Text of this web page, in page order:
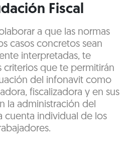
Fiscal
a que las normas
casos concretos sean
interpretadas, te
criterios que te permitirán
del infonavit como
fiscalizadora y en sus
la administración del
cuenta individual de los